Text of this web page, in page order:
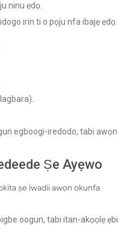
ninu ẹdọ.
irin ti o pọju nfa ibajẹ ẹdọ.
egboogi-iredodo, tabi awọn
Ṣe Ayẹwo
ṣe iwadii awọn okunfa
oogun, tabi itan-akọọlẹ ẹbi